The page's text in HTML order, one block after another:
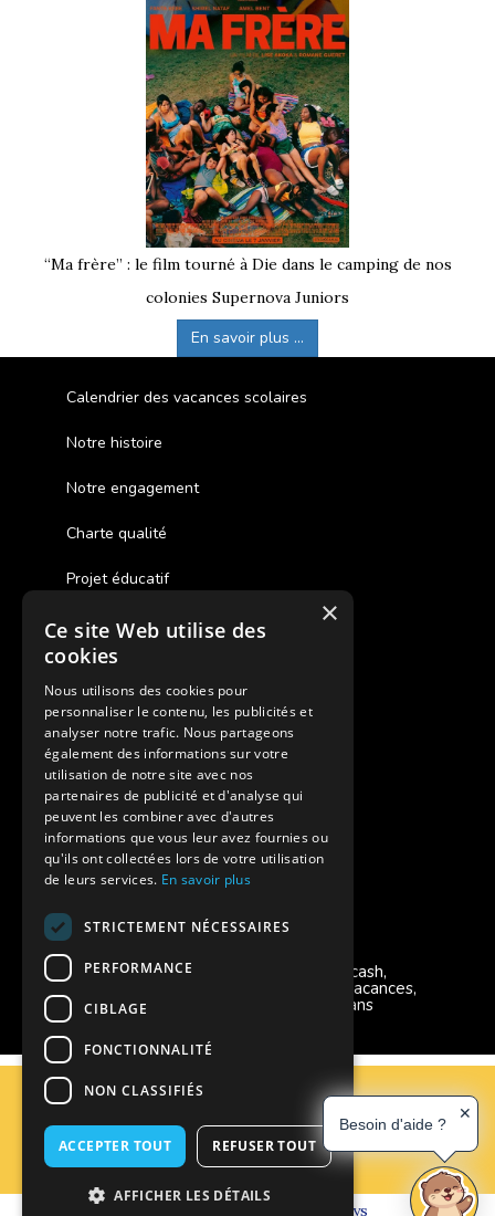
“Ma frère” : le film tourné à Die dans le camping de nos
colonies Supernova Juniors
En savoir plus ...
Calendrier des vacances scolaires
Notre histoire
Notre engagement
Charte qualité
Projet éducatif
Des colonies de vacances inclusives
Assurances annulations
Aides financières pour partir en colonie
Charte de confidentialité
Vacances Adaptées Adulte Supernova
Modes de règlement acceptés
Chèque, Virement, Espèces, Mandats cash,
Bons CAF, Conseil général, Chèques vacances,
Carte bancaire, Prise en charge reçu sans
règlement, Prélèvement, Pass Colo
Plan du site
Espace Professionnels
Vackélys
Besoin d'aide ?
✕
×
Ce site Web utilise des
cookies
Nous utilisons des cookies pour
personnaliser le contenu, les publicités et
analyser notre trafic. Nous partageons
également des informations sur votre
utilisation de notre site avec nos
partenaires de publicité et d'analyse qui
peuvent les combiner avec d'autres
informations que vous leur avez fournies ou
qu'ils ont collectées lors de votre utilisation
de leurs services. En savoir plus
STRICTEMENT NÉCESSAIRES
PERFORMANCE
CIBLAGE
FONCTIONNALITÉ
NON CLASSIFIÉS
ACCEPTER TOUT REFUSER TOUT
AFFICHER LES DÉTAILS